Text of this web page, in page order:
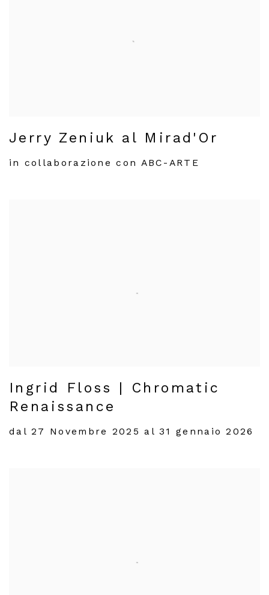
Jerry Zeniuk al Mirad'Or
in collaborazione con ABC-ARTE
Ingrid Floss | Chromatic
Renaissance
dal 27 Novembre 2025 al 31 gennaio 2026